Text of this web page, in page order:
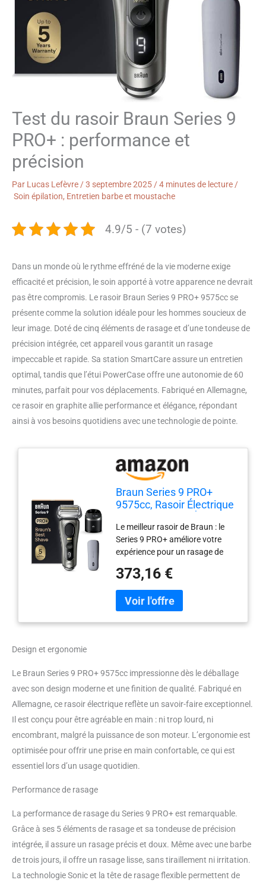
Test du rasoir Braun Series 9
PRO+ : performance et
précision
Par Lucas Lefèvre /3 septembre 2025 /4 minutes de lecture /
Soin épilation, Entretien barbe et moustache
4.9/5 - (7 votes)
Dans un monde où le rythme effréné de la vie moderne exige
efficacité et précision, le soin apporté à votre apparence ne devrait
pas être compromis. Le rasoir Braun Series 9 PRO+ 9575cc se
présente comme la solution idéale pour les hommes soucieux de
leur image. Doté de cinq éléments de rasage et d’une tondeuse de
précision intégrée, cet appareil vous garantit un rasage
impeccable et rapide. Sa station SmartCare assure un entretien
optimal, tandis que l’étui PowerCase offre une autonomie de 60
minutes, parfait pour vos déplacements. Fabriqué en Allemagne,
ce rasoir en graphite allie performance et élégance, répondant
ainsi à vos besoins quotidiens avec une technologie de pointe.
Braun Series 9 PRO+
9575cc, Rasoir Électrique
De Rasage, Tondeuse De
Précision Intégrée,
Station SmartCare, Étui
PowerCase, 60 Min
D'autonomie, Fabriqué En
Allemagne, Graphite
Le meilleur rasoir de Braun : le
Series 9 PRO+ améliore votre
expérience pour un rasage de
et précis Pour les barbes de 1, 3
ou 7 jours : les 5 éléments de
rasage parfaitement
synchronisés offrent une
efficacité et un confort
Une précision optimale : la
tondeuse ProTrimmer en acier,
d'une précision chirurgicale, offre
une efficacité de coupe
maximale, même sur les poils
difficiles à atteindre (les pattes,
la moustache et sous le nez)
Conçu pour durer des années :
offre 60 minutes d’autonomie,
Utilisation sur peau mouillée ou
sèche 2 accessoires premium :
centre SmartCare 6-en-1 pour un
rasoir comme neuf jour après
jour et un étui de recharge
373,16 €
Design et ergonomie
Le Braun Series 9 PRO+ 9575cc impressionne dès le déballage
avec son design moderne et une finition de qualité. Fabriqué en
Allemagne, ce rasoir électrique reflète un savoir-faire exceptionnel.
Il est conçu pour être agréable en main : ni trop lourd, ni
encombrant, malgré la puissance de son moteur. L’ergonomie est
optimisée pour offrir une prise en main confortable, ce qui est
essentiel lors d’un usage quotidien.
Performance de rasage
La performance de rasage du Series 9 PRO+ est remarquable.
Grâce à ses 5 éléments de rasage et sa tondeuse de précision
intégrée, il assure un rasage précis et doux. Même avec une barbe
de trois jours, il offre un rasage lisse, sans tiraillement ni irritation.
La technologie Sonic et la tête de rasage flexible permettent de